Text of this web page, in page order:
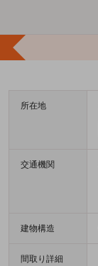
所在地
交通機関
建物構造
間取り詳細